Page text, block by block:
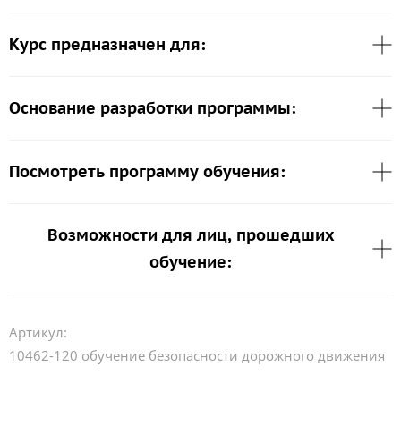
Курс предназначен для:
Основание разработки программы:
Посмотреть программу обучения:
Возможности для лиц, прошедших
обучение:
Артикул:
10462-120 обучение безопасности дорожного движения